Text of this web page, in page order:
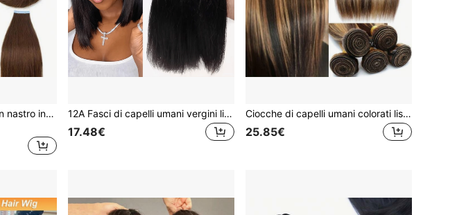
Estensioni per capelli con nastro in veri capelli umani Remy, colore nero naturale, diritti, lunghezza 16"-26", 20 pezzi, per capelli spessi
12A Fasci di capelli umani vergini lisci malesi, 1/3/4 pezzi, extension per capelli corti lisci
17.48€
Ciocche di capelli umani colorati lisci sfumati ombré, ciocche di capelli umani per estensioni di capelli umani a macchina doppia, lunghezze da 16 a 32 pollici, per 1/3 di ciocca
25.85€